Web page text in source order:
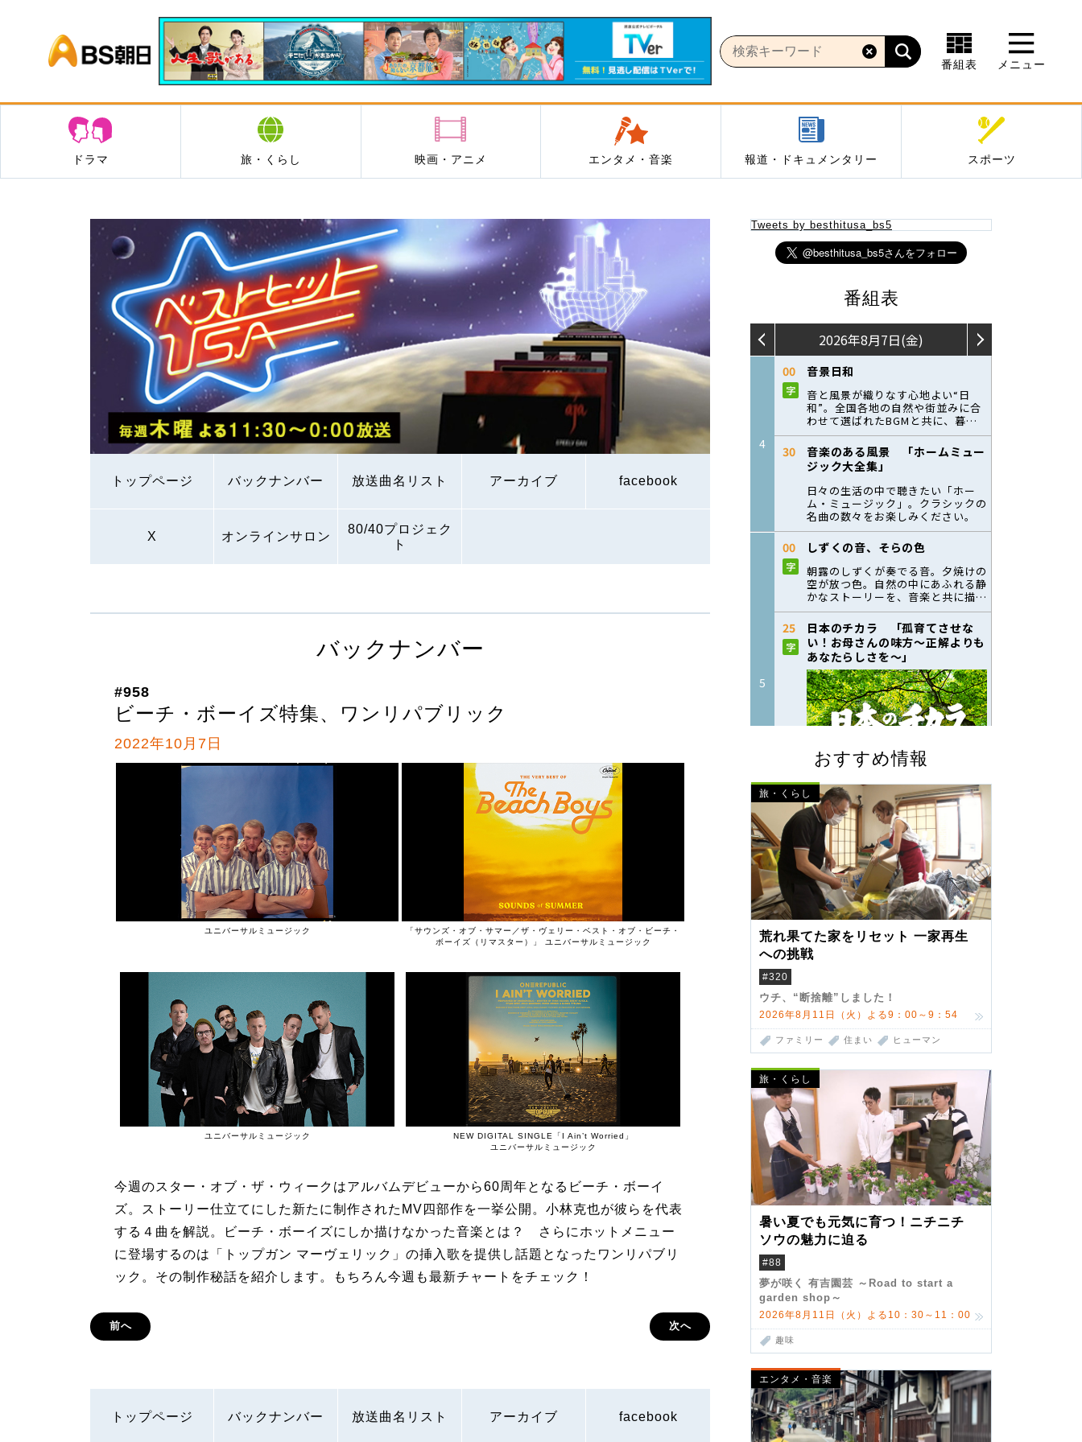
BS朝日
番組表 メニュー
ドラマ 旅・くらし 映画・アニメ エンタメ・音楽 報道・ドキュメンタリー スポーツ
トップページ バックナンバー 放送曲名リスト アーカイブ facebook
X オンラインサロン
80/40プロジェク
ト
Tweets by besthitusa_bs5
番組表
おすすめ情報
旅・くらし
荒れ果てた家をリセット 一家再生
への挑戦
#320
ウチ、“断捨離”しました！
2026年8月11日（火）よる9：00～9：54
ファミリー 住まい ヒューマン
旅・くらし
暑い夏でも元気に育つ！ニチニチ
ソウの魅力に迫る
#88
夢が咲く 有吉園芸 ～Road to start a
garden shop～
2026年8月11日（火）よる10：30～11：00
趣味
エンタメ・音楽
バックナンバー
#958
ビーチ・ボーイズ特集、ワンリパブリック
2022年10月7日
ユニバーサルミュージック
「サウンズ・オブ・サマー／ザ・ヴェリー・ベスト・オブ・ビーチ・
ボーイズ（リマスター）」 ユニバーサルミュージック
ユニバーサルミュージック
NEW DIGITAL SINGLE「I Ain’t Worried」
ユニバーサルミュージック
今週のスター・オブ・ザ・ウィークはアルバムデビューから60周年となるビーチ・ボーイ
ズ。ストーリー仕立てにした新たに制作されたMV四部作を一挙公開。小林克也が彼らを代表
する４曲を解説。ビーチ・ボーイズにしか描けなかった音楽とは？ さらにホットメニュー
に登場するのは「トップガン マーヴェリック」の挿入歌を提供し話題となったワンリパブリ
ック。その制作秘話を紹介します。もちろん今週も最新チャートをチェック！
前へ 次へ
トップページ バックナンバー 放送曲名リスト アーカイブ facebook